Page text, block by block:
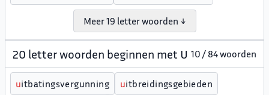
Meer 19 letter woorden ↓
20 letter woorden beginnen met U 10 / 84 woorden
uitbatingsvergunning uitbreidingsgebieden